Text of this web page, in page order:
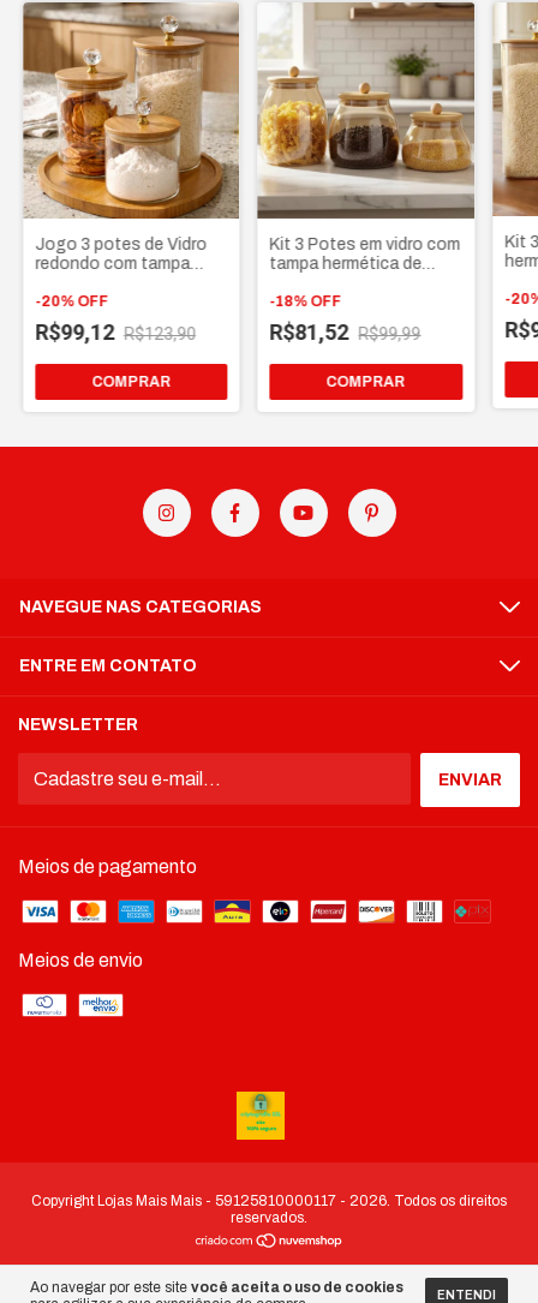
Ao navegar por este site você aceita o uso de cookies
ENTENDI
Jogo 3 potes de Vidro
redondo com tampa
puxador cristal
-20% OFF
R$99,12 R$123,90
COMPRAR
Kit 3 Potes em vidro com
tampa hermética de
-18% OFF
R$81,52 R$99,99
COMPRAR
Kit
-20
NAVEGUE NAS CATEGORIAS
ENTRE EM CONTATO
NEWSLETTER
Meios de pagamento
Meios de envio
Copyright Lojas Mais Mais - 59125810000117 - 2026. Todos os direitos
reservados.